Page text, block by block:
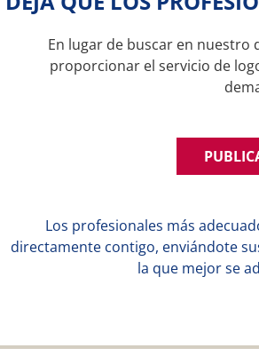
En lugar de buscar en
proporcionar el servicio de
Los profesionales más
directamente contigo, enviándote
la que mejor se